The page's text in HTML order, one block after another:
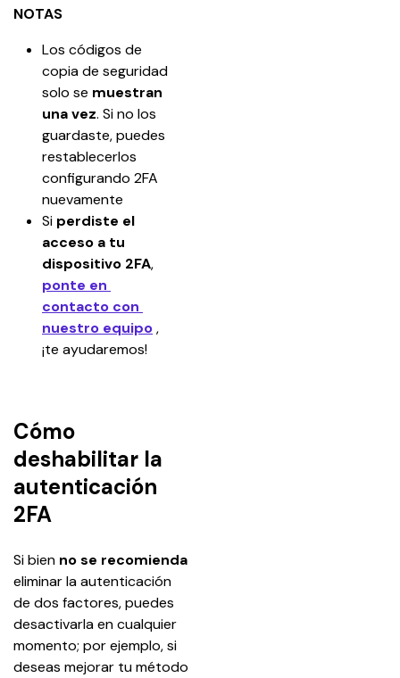
NOTAS
Los códigos de
copia de seguridad
solo se muestran
una vez. Si no los
guardaste, puedes
restablecerlos
configurando 2FA
nuevamente
Si perdiste el
acceso a tu
dispositivo 2FA,
ponte en
contacto con
nuestro equipo,
¡te ayudaremos!
Cómo
deshabilitar la
autenticación
2FA
Si bien no se recomienda
eliminar la autenticación
de dos factores, puedes
desactivarla en cualquier
momento; por ejemplo, si
deseas mejorar tu método